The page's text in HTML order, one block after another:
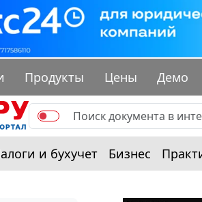
Продукты Цены Демо
и бухучет Бизнес